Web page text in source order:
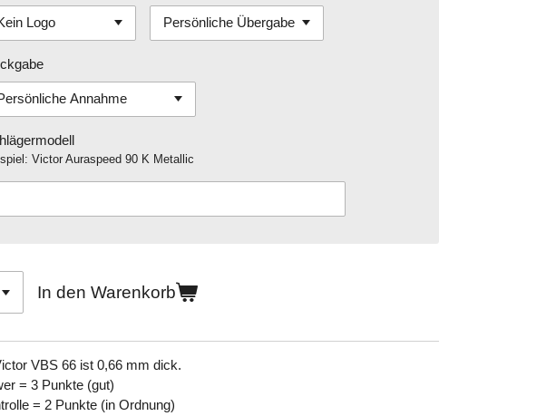
Victor Auraspeed 90 K Metallic
In den Warenkorb
VBS 66 ist 0,66 mm dick.
= 3 Punkte (gut)
= 2 Punkte (in Ordnung)